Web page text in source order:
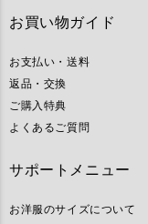
お買い物ガイド
お支払い・送料
返品・交換
ご購入特典
よくあるご質問
サポートメニュー
お洋服のサイズについて